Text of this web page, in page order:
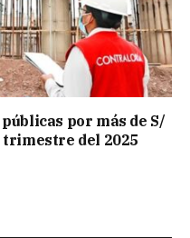
por más de S/
del 2025